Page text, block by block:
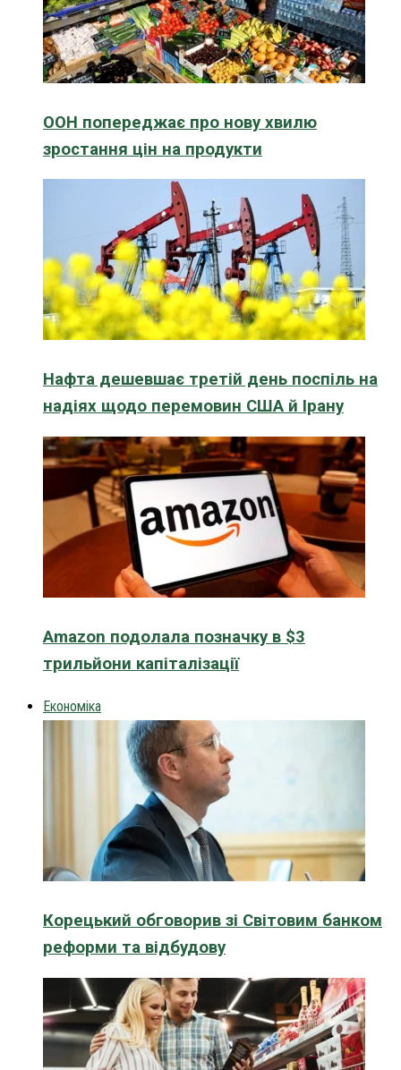
ООН попереджає про нову хвилю
зростання цін на продукти
Нафта дешевшає третій день поспіль на
надіях щодо перемовин США й Ірану
Amazon подолала позначку в $3
трильйони капіталізації
Економіка
Корецький обговорив зі Світовим банком
реформи та відбудову